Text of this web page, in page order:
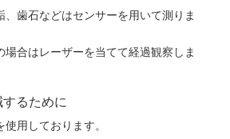
、歯石などはセンサーを用いて測りま
場合はレーザーを当てて経過観察しま
るために
用しております。